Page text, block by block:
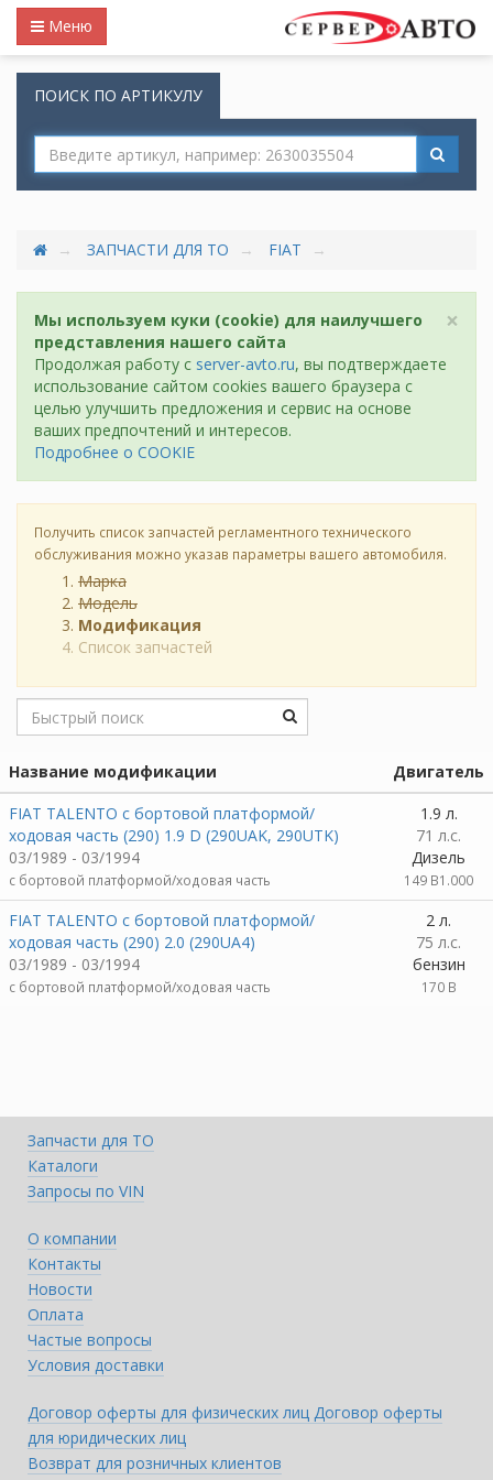
Меню
ПОИСК ПО АРТИКУЛУ
ЗАПЧАСТИ ДЛЯ ТО FIAT
×
Мы используем куки (cookie) для наилучшего
представления нашего сайта
Продолжая работу с server-avto.ru, вы подтверждаете
использование сайтом cookies вашего браузера с
целью улучшить предложения и сервис на основе
ваших предпочтений и интересов.
Подробнее о COOKIE
Получить список запчастей регламентного технического
обслуживания можно указав параметры вашего автомобиля.
Марка
Модель
Модификация
Список запчастей
Название модификации
Двигатель
FIAT TALENTO c бортовой платформой/
ходовая часть (290) 1.9 D (290UAK, 290UTK)
03/1989 - 03/1994
c бортовой платформой/ходовая часть
1.9 л.
71 л.с.
Дизель
149 B1.000
FIAT TALENTO c бортовой платформой/
ходовая часть (290) 2.0 (290UA4)
03/1989 - 03/1994
c бортовой платформой/ходовая часть
2 л.
75 л.с.
бензин
170 B
Запчасти для ТО
Каталоги
Запросы по VIN
О компании
Контакты
Новости
Оплата
Частые вопросы
Условия доставки
Договор оферты для физических лиц Договор оферты
для юридических лиц
Возврат для розничных клиентов